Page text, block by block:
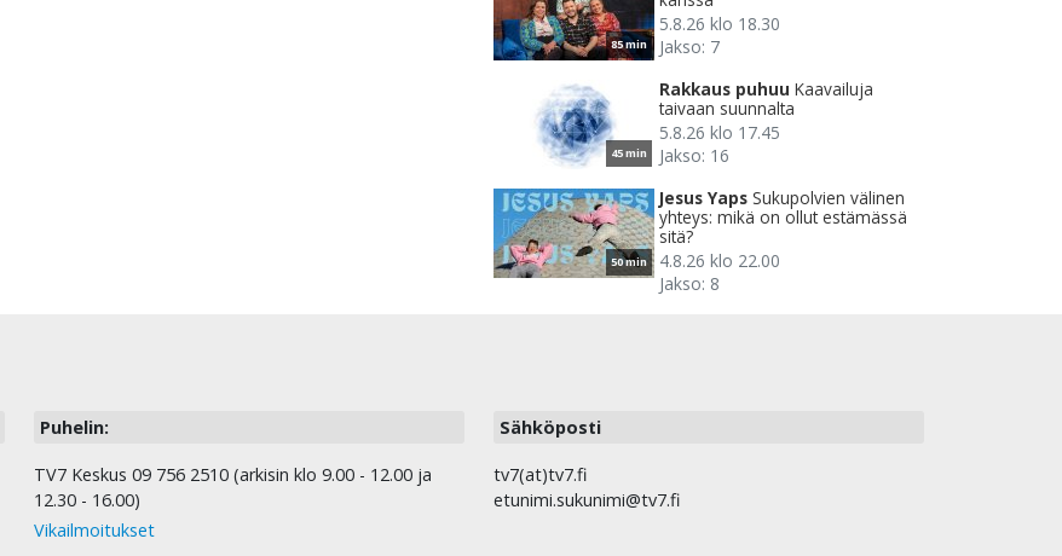
85 min
5.8.26 klo 18.30
Jakso: 7
45 min
Rakkaus puhuu Kaavailuja
taivaan suunnalta
5.8.26 klo 17.45
Jakso: 16
50 min
Jesus Yaps Sukupolvien välinen
yhteys: mikä on ollut estämässä
sitä?
4.8.26 klo 22.00
Jakso: 8
Puhelin:
TV7 Keskus 09 756 2510 (arkisin klo 9.00 - 12.00 ja
12.30 - 16.00)
Vikailmoitukset
Sähköposti
tv7(at)tv7.fi
etunimi.sukunimi@tv7.fi